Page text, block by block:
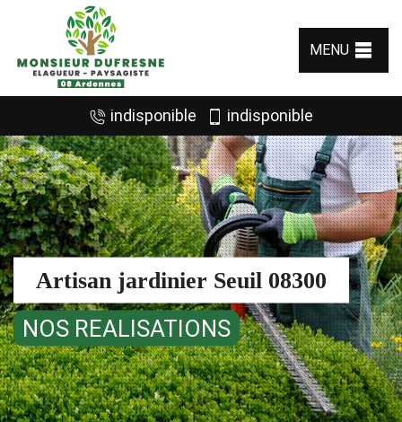
MENU
indisponible indisponible
Artisan jardinier Seuil 08300
NOS REALISATIONS